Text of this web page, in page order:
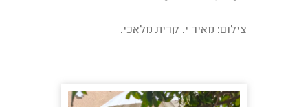
צילום: מאיר י. קרית מלאכי.